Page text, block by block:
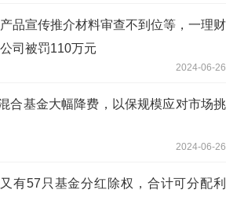
产品宣传推介材料审查不到位等，一理财
公司被罚110万元
2024-06-26
合基金大幅降费，以保规模应对市场挑
2024-06-26
又有57只基金分红除权，合计可分配利